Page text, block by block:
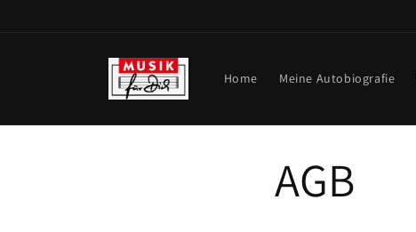
Home Meine Autobiografie
AGB